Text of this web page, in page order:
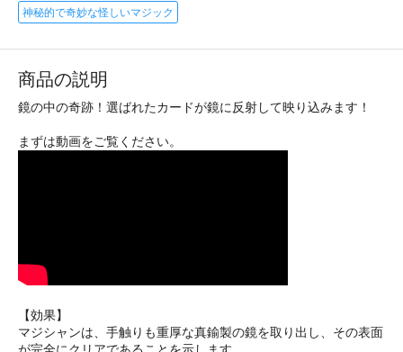
神秘的で奇妙な怪しいマジック
商品の説明
鏡の中の奇跡！選ばれたカードが鏡に反射して映り込みます！
まずは動画をご覧ください。
【効果】
マジシャンは、手触りも重厚な真鍮製の鏡を取り出し、その表面